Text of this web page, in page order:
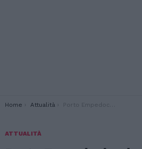
You are here:
Home Attualità Porto Empedocle, dopo la fuga dei migranti in cerca di acqua e cibo cresce la tensione
ATTUALITÀ